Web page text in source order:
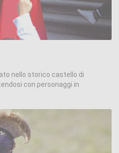
nello storico castello di
con personaggi in